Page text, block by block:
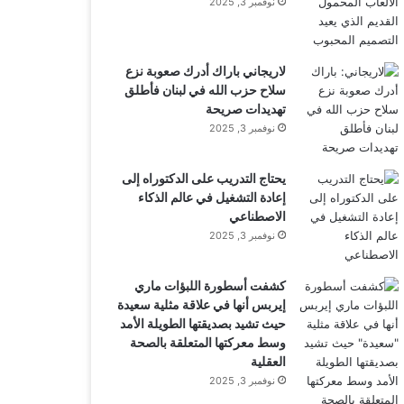
لاريجاني باراك أدرك صعوبة نزع
سلاح حزب الله في لبنان فأطلق
تهديدات صريحة
نوفمبر 3, 2025
يحتاج التدريب على الدكتوراه إلى
إعادة التشغيل في عالم الذكاء
الاصطناعي
نوفمبر 3, 2025
كشفت أسطورة اللبؤات ماري
إيربس أنها في علاقة مثلية سعيدة
حيث تشيد بصديقتها الطويلة الأمد
وسط معركتها المتعلقة بالصحة
العقلية
نوفمبر 3, 2025